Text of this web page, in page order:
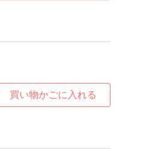
買い物かごに入れる